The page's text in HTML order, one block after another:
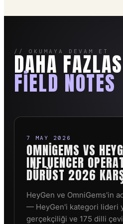
// OKUMAYA DEVAM ET
DAHA
FIELD NOTES
7 MAY 2026
OMNIGEMS VS
INFLUENCER
DÜRÜST 2026
HeyGen ve OmniGems'in
— HeyGen'i kategori lideri
gerçekçiliği ve 175 dilli